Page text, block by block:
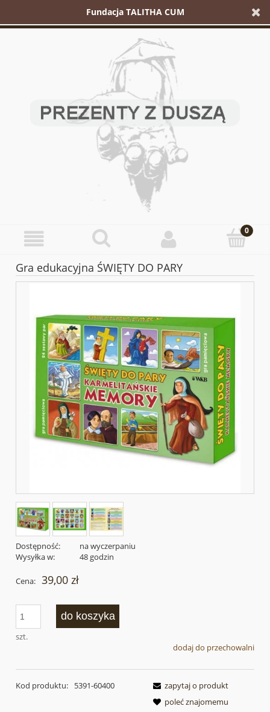
Fundacja TALITHA CUM
Gra edukacyjna ŚWIĘTY DO PARY
Dostępność:
na wyczerpaniu
Wysyłka w:
48 godzin
Cena: 39,00 zł
szt.
do koszyka
dodaj do przechowalni
Kod produktu: 5391-60400
zapytaj o produkt
poleć znajomemu